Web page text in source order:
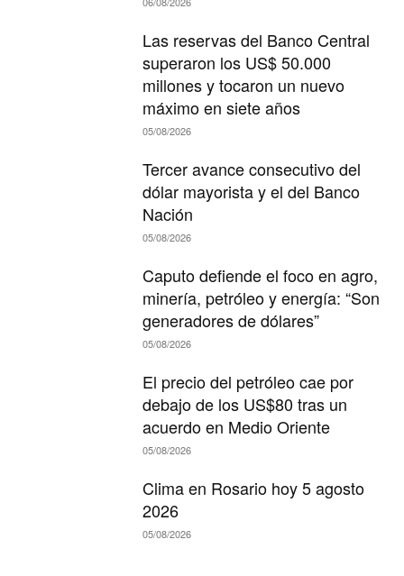
Las reservas del Banco Central
superaron los US$ 50.000
millones y tocaron un nuevo
máximo en siete años
05/08/2026
Tercer avance consecutivo del
dólar mayorista y el del Banco
Nación
05/08/2026
Caputo defiende el foco en agro,
minería, petróleo y energía: “Son
generadores de dólares”
05/08/2026
El precio del petróleo cae por
debajo de los US$80 tras un
acuerdo en Medio Oriente
05/08/2026
Clima en Rosario hoy 5 agosto
2026
05/08/2026